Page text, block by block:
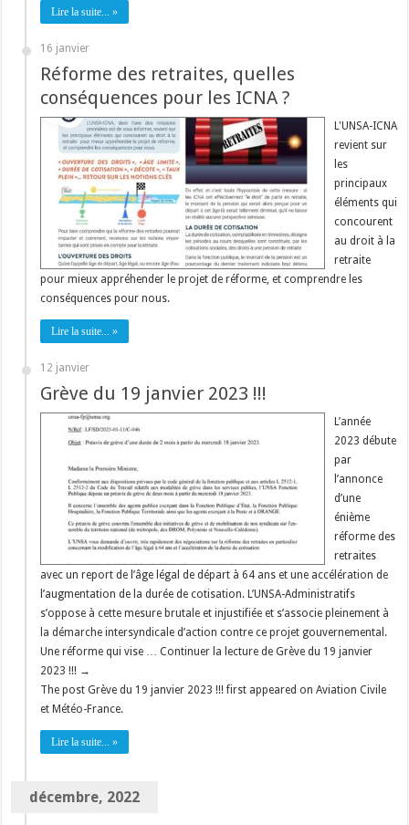
Lire la suite... »
16 janvier
Réforme des retraites, quelles
conséquences pour les ICNA ?
L'UNSA-ICNA
revient sur
les
principaux
éléments qui
concourent
au droit à la
retraite
pour mieux appréhender le projet de réforme, et comprendre les
conséquences pour nous.
Lire la suite... »
12 janvier
Grève du 19 janvier 2023 !!!
L’année
2023 débute
par
l’annonce
d’une
énième
réforme des
retraites
avec un report de l’âge légal de départ à 64 ans et une accélération de
l’augmentation de la durée de cotisation. L’UNSA-Administratifs
s’oppose à cette mesure brutale et injustifiée et s’associe pleinement à
la démarche intersyndicale d’action contre ce projet gouvernemental.
Une réforme qui vise … Continuer la lecture de Grève du 19 janvier
2023 !!! →
The post Grève du 19 janvier 2023 !!! first appeared on Aviation Civile
et Météo-France.
Lire la suite... »
décembre, 2022